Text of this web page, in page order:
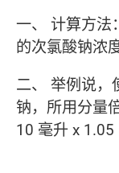
一、 计算方法
的次氯酸钠浓度
二、 举例说，
钠，所用分量
10 毫升 x 1.05